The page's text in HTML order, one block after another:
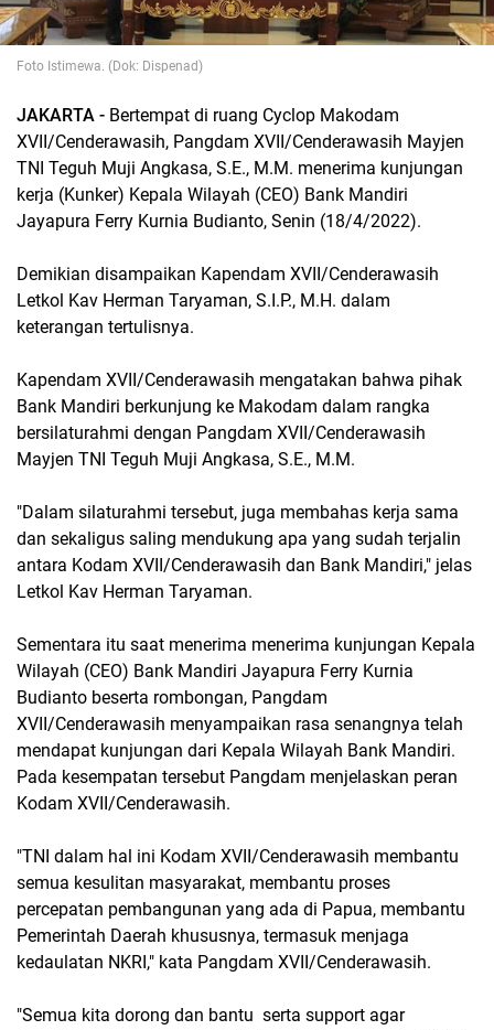
Foto Istimewa. (Dok: Dispenad)
JAKARTA - Bertempat di ruang Cyclop Makodam
XVII/Cenderawasih, Pangdam XVII/Cenderawasih Mayjen
TNI Teguh Muji Angkasa, S.E., M.M. menerima kunjungan
kerja (Kunker) Kepala Wilayah (CEO) Bank Mandiri
Jayapura Ferry Kurnia Budianto, Senin (18/4/2022).
Demikian disampaikan Kapendam XVII/Cenderawasih
Letkol Kav Herman Taryaman, S.I.P., M.H. dalam
keterangan tertulisnya.
Kapendam XVII/Cenderawasih mengatakan bahwa pihak
Bank Mandiri berkunjung ke Makodam dalam rangka
bersilaturahmi dengan Pangdam XVII/Cenderawasih
Mayjen TNI Teguh Muji Angkasa, S.E., M.M.
"Dalam silaturahmi tersebut, juga membahas kerja sama
dan sekaligus saling mendukung apa yang sudah terjalin
antara Kodam XVII/Cenderawasih dan Bank Mandiri," jelas
Letkol Kav Herman Taryaman.
Sementara itu saat menerima menerima kunjungan Kepala
Wilayah (CEO) Bank Mandiri Jayapura Ferry Kurnia
Budianto beserta rombongan, Pangdam
XVII/Cenderawasih menyampaikan rasa senangnya telah
mendapat kunjungan dari Kepala Wilayah Bank Mandiri.
Pada kesempatan tersebut Pangdam menjelaskan peran
Kodam XVII/Cenderawasih.
"TNI dalam hal ini Kodam XVII/Cenderawasih membantu
semua kesulitan masyarakat, membantu proses
percepatan pembangunan yang ada di Papua, membantu
Pemerintah Daerah khususnya, termasuk menjaga
kedaulatan NKRI," kata Pangdam XVII/Cenderawasih.
"Semua kita dorong dan bantu serta support agar